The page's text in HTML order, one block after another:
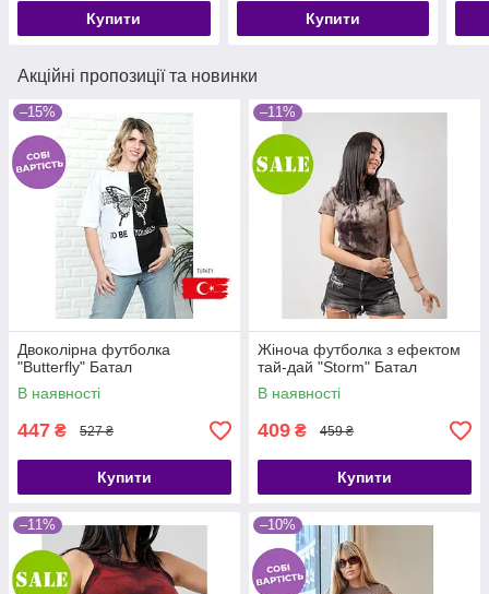
Купити Купити
Акційні пропозиції та новинки
–15%
Двоколірна футболка
"Butterfly" Батал
В наявності
447 ₴ 527 ₴
Купити
–11%
Жіноча футболка з ефектом
тай-дай "Storm" Батал
В наявності
409 ₴ 459 ₴
Купити
–11% –10%